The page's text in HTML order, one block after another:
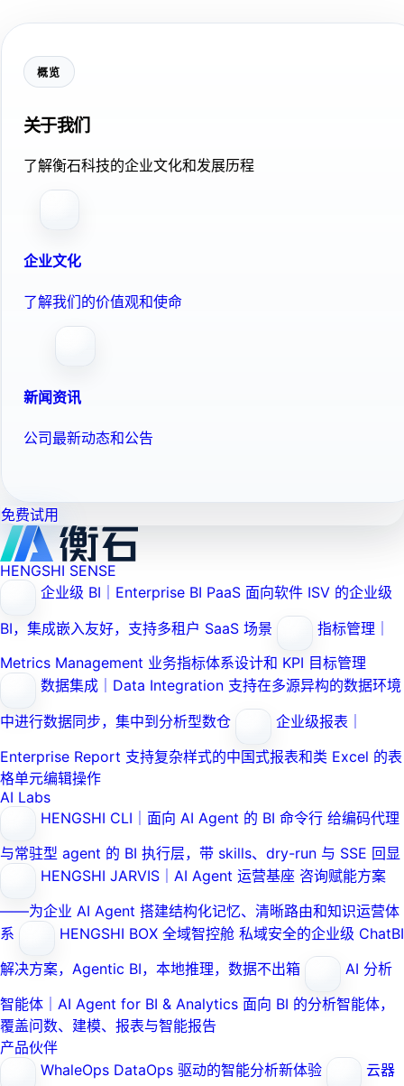
概览
关于我们
了解衡石科技的企业文化和发展历程
企业文化
了解我们的价值观和使命
新闻资讯
公司最新动态和公告
免费试用
HENGSHI SENSE
企业级 BI｜Enterprise BI PaaS 面向软件 ISV 的企业级
BI，集成嵌入友好，支持多租户 SaaS 场景
指标管理｜
Metrics Management 业务指标体系设计和 KPI 目标管理
数据集成｜Data Integration 支持在多源异构的数据环境
中进行数据同步，集中到分析型数仓
企业级报表｜
Enterprise Report 支持复杂样式的中国式报表和类 Excel 的表
格单元编辑操作
AI Labs
HENGSHI CLI｜面向 AI Agent 的 BI 命令行 给编码代理
与常驻型 agent 的 BI 执行层，带 skills、dry-run 与 SSE 回显
HENGSHI JARVIS｜AI Agent 运营基座 咨询赋能方案
——为企业 AI Agent 搭建结构化记忆、清晰路由和知识运营体
系
HENGSHI BOX 全域智控舱 私域安全的企业级 ChatBI
解决方案，Agentic BI，本地推理，数据不出箱
AI 分析
智能体｜AI Agent for BI & Analytics 面向 BI 的分析智能体，
覆盖问数、建模、报表与智能报告
产品伙伴
WhaleOps DataOps 驱动的智能分析新体验
云器